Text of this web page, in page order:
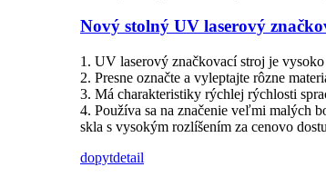
Nový stolný UV laserový
1. UV laserový značkovací stroj je
2. Presne označte a vyleptajte rôzne
3. Má charakteristiky rýchlej rýchlosti
4. Používa sa na značenie veľmi malých
skla s vysokým rozlíšením za cenovo
dopytdetail